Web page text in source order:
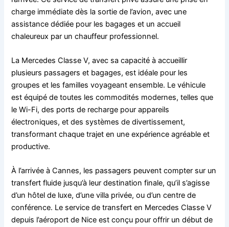
charge immédiate dès la sortie de l’avion, avec une
assistance dédiée pour les bagages et un accueil
chaleureux par un chauffeur professionnel.
La Mercedes Classe V, avec sa capacité à accueillir
plusieurs passagers et bagages, est idéale pour les
groupes et les familles voyageant ensemble. Le véhicule
est équipé de toutes les commodités modernes, telles que
le Wi-Fi, des ports de recharge pour appareils
électroniques, et des systèmes de divertissement,
transformant chaque trajet en une expérience agréable et
productive.
À l’arrivée à Cannes, les passagers peuvent compter sur un
transfert fluide jusqu’à leur destination finale, qu’il s’agisse
d’un hôtel de luxe, d’une villa privée, ou d’un centre de
conférence. Le service de transfert en Mercedes Classe V
depuis l’aéroport de Nice est conçu pour offrir un début de